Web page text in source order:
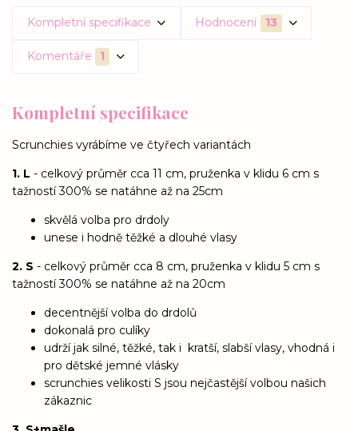
Kompletní specifikace Hodnocení 13
Komentáře 1
Kompletní specifikace
Scrunchies vyrábíme ve čtyřech variantách
1. L - celkový průměr cca 11 cm, pruženka v klidu 6 cm s
tažností 300% se natáhne až na 25cm
skvělá volba pro drdoly
unese i hodně těžké a dlouhé vlasy
2. S - celkový průměr cca 8 cm, pruženka v klidu 5 cm s
tažností 300% se natáhne až na 20cm
decentnější volba do drdolů
dokonalá pro culíky
udrží jak silné, těžké, tak i kratší, slabší vlasy, vhodná i
pro dětské jemné vlásky
scrunchies velikosti S jsou nejčastější volbou našich
zákaznic